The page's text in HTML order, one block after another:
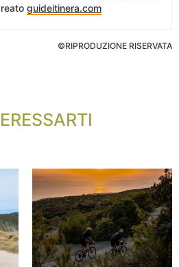
guideitinera.com
©RIPRODUZIONE RISERVATA